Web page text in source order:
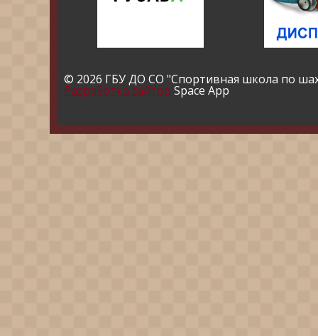
© 2026 ГБУ ДО СО "Спортивная школа по
Разработка сайтов Space App